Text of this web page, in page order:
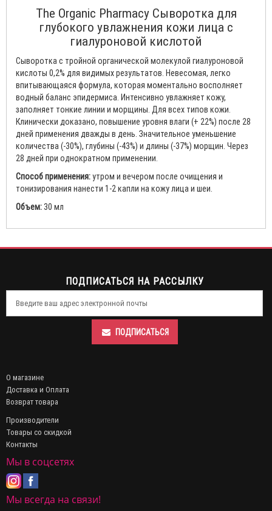
The Organic Pharmacy Сыворотка для
глубокого увлажнения кожи лица с
гиалуроновой кислотой
Сыворотка с тройной органической молекулой гиалуроновой
кислоты 0,2% для видимых результатов. Невесомая, легко
впитывающаяся формула, которая моментально восполняет
водный баланс эпидермиса. Интенсивно увлажняет кожу,
заполняет тонкие линии и морщины. Для всех типов кожи.
Клинически доказано, повышение уровня влаги (+ 22%) после 28
дней применения дважды в день. Значительное уменьшение
количества (-30%), глубины (-43%) и длины (-37%) морщин. Через
28 дней при однократном применении.
Способ применения:утром и вечером после очищения и
тонизирования нанести 1-2 капли на кожу лица и шеи.
Объем: 30 мл
ПОДПИСАТЬСЯ НА РАССЫЛКУ
ПОДПИСАТЬСЯ
О магазине
Доставка и Оплата
Возврат товара
Производители
Товары со скидкой
Контакты
Мы в соцсетях
Мы всегда на связи!